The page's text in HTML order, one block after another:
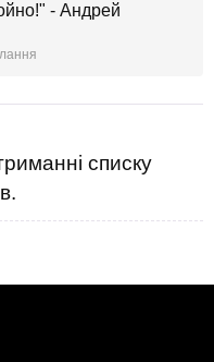
- Андрей
списку